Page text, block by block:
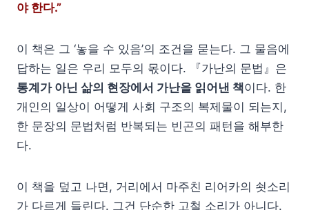
야 한다.”
이 책은 그 ‘놓을 수 있음’의 조건을 묻는다. 그 물음에
답하는 일은 우리 모두의 몫이다. 『가난의 문법』은
통계가 아닌 삶의 현장에서 가난을 읽어낸 책이다. 한
개인의 일상이 어떻게 사회 구조의 복제물이 되는지,
한 문장의 문법처럼 반복되는 빈곤의 패턴을 해부한
다.
이 책을 덮고 나면, 거리에서 마주친 리어카의 쇳소리
가 다르게 들린다. 그건 단순한 고철 소리가 아니다.